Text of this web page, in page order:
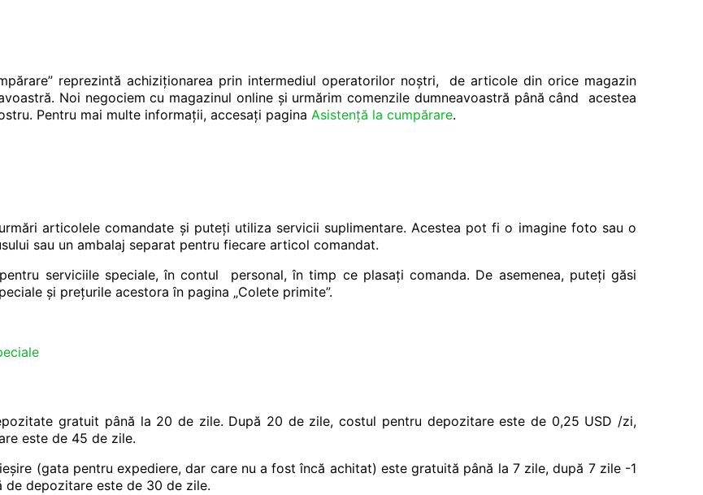
reprezintă achiziționarea prin intermediul operatorilor noștri, de articole din orice magazin
Noi negociem cu magazinul online și urmărim comenzile dumneavoastră până când acestea
Pentru mai multe informații, accesați pagina Asistență la cumpărare.
articolele comandate și puteți utiliza servicii suplimentare. Acestea pot fi o imagine foto sau o
sau un ambalaj separat pentru fiecare articol comandat.
serviciile speciale, în contul personal, în timp ce plasați comanda. De asemenea, puteți găsi
și prețurile acestora în pagina „Colete primite”.
gratuit până la 20 de zile. După 20 de zile, costul pentru depozitare este de 0,25 USD /zi,
este de 45 de zile.
(gata pentru expediere, dar care nu a fost încă achitat) este gratuită până la 7 zile, după 7 zile -1
de depozitare este de 30 de zile.